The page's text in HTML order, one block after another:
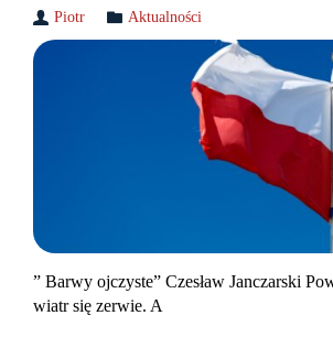
Piotr
Aktualności
” Barwy ojczyste” Czesław Janczarski
wiatr się zerwie. A